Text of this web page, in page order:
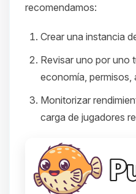
recomendamos:
Crear una instancia
Revisar uno por uno
economía, permisos,
Monitorizar
carga de jugadores